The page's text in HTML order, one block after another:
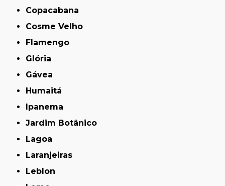
Copacabana
Cosme Velho
Flamengo
Glória
Gávea
Humaitá
Ipanema
Jardim Botânico
Lagoa
Laranjeiras
Leblon